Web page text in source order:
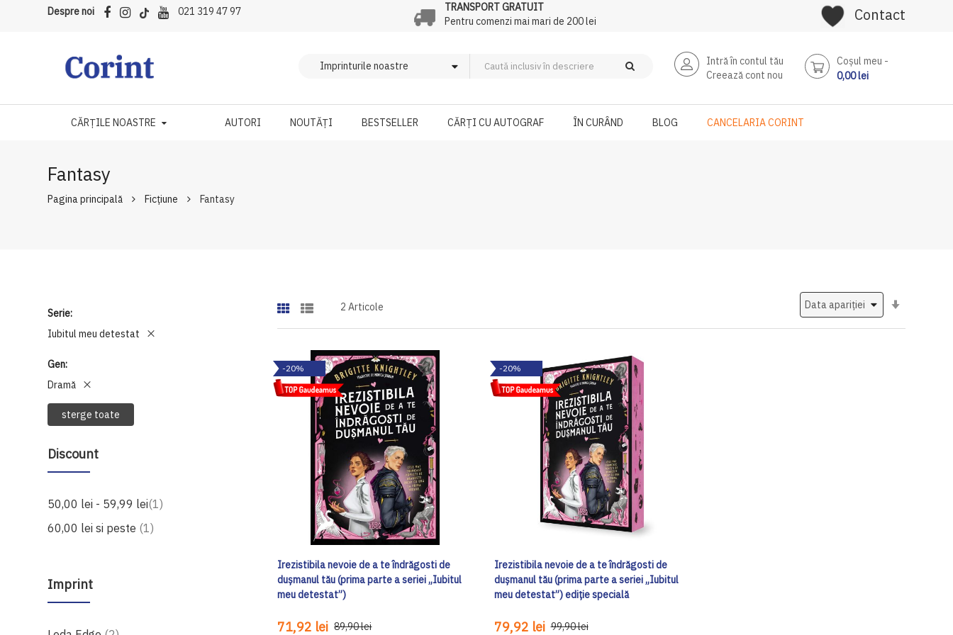
Despre noi 021 319 47 97
TRANSPORT GRATUIT
Pentru comenzi mai mari de 200 lei
Contact
Intră în contul tău
Creează cont nou
Coşul meu
0,00 lei
CĂRȚILE NOASTRE AUTORI NOUTĂȚI BESTSELLER CĂRȚI CU AUTOGRAF ÎN CURÂND BLOG CANCELARIA CORINT
Fantasy
Pagina principală Ficțiune Fantasy
Serie
Iubitul meu detestat
Gen
Dramă
sterge toate
Discount
50,00 lei - 59,99 lei 1produs
60,00 lei si peste 1produs
Imprint
2 Articole
-20%
Irezistibila nevoie de a te îndrăgosti de
dușmanul tău (prima parte a seriei „Iubitul
meu detestat”)
71,92 lei 89,90 lei
-20%
Irezistibila nevoie de a te îndrăgosti de
dușmanul tău (prima parte a seriei „Iubitul
meu detestat”) ediţie specială
79,92 lei 99,90 lei